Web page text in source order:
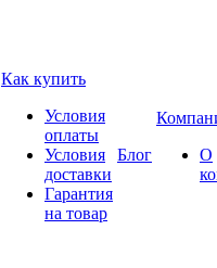
Как купить
Условия
оплаты
Условия
доставки
Гарантия
на товар
Блог
О